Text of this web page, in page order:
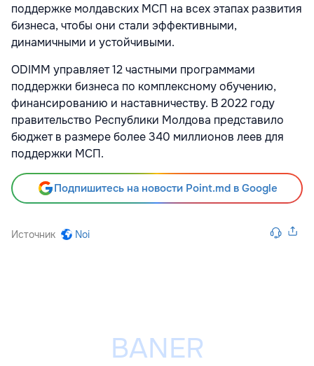
поддержке молдавских МСП на всех этапах развития
бизнеса, чтобы они стали эффективными,
динамичными и устойчивыми.
ODIMM управляет 12 частными программами
поддержки бизнеса по комплексному обучению,
финансированию и наставничеству. В 2022 году
правительство Республики Молдова представило
бюджет в размере более 340 миллионов леев для
поддержки МСП.
Подпишитесь на новости Point.md в Google
Источник Noi